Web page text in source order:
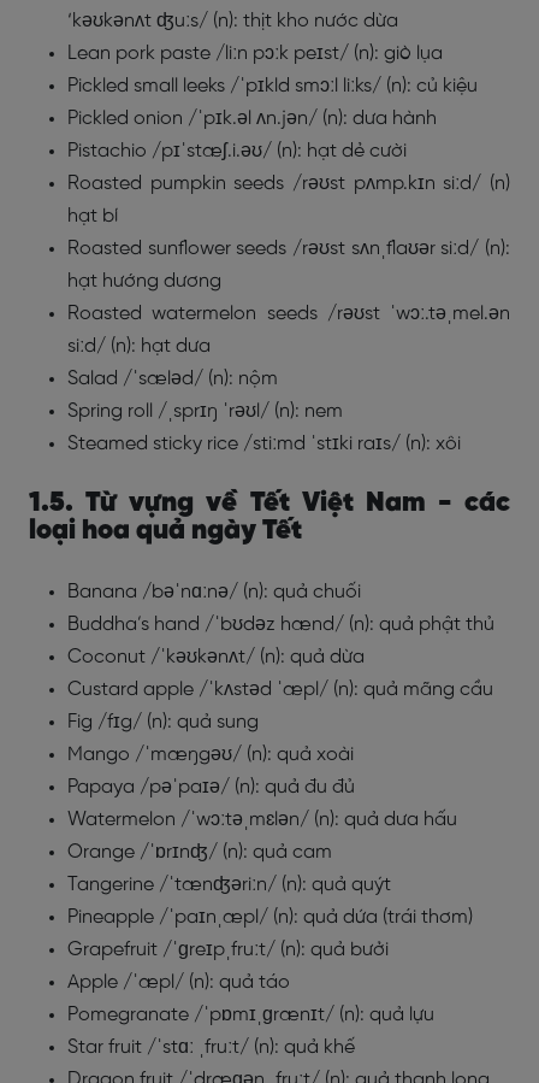
‘kəʊkənʌt ʤuːs/ (n): thịt kho nước dừa
Lean pork paste /liːn pɔːk peɪst/ (n): giò lụa
Pickled small leeks /ˈpɪkld smɔːl liːks/ (n): củ kiệu
Pickled onion /ˈpɪk.əl ʌn.jən/ (n): dưa hành
Pistachio /pɪˈstæʃ.i.əʊ/ (n): hạt dẻ cười
Roasted pumpkin seeds /rəʊst pʌmp.kɪn siːd/ (n)
hạt bí
Roasted sunflower seeds /rəʊst sʌnˌflaʊər siːd/ (n):
hạt hướng dương
Roasted watermelon seeds /rəʊst ˈwɔː.təˌmel.ən
siːd/ (n): hạt dưa
Salad /ˈsæləd/ (n): nộm
Spring roll /ˌsprɪŋ ˈrəʊl/ (n): nem
Steamed sticky rice /stiːmd ˈstɪki raɪs/ (n): xôi
1.5. Từ vựng về Tết Việt Nam - các
loại hoa quả ngày Tết
Banana /bəˈnɑːnə/ (n): quả chuối
Buddha’s hand /ˈbʊdəz hænd/ (n): quả phật thủ
Coconut /ˈkəʊkənʌt/ (n): quả dừa
Custard apple /ˈkʌstəd ˈæpl/ (n): quả mãng cầu
Fig /fɪg/ (n): quả sung
Mango /ˈmæŋgəʊ/ (n): quả xoài
Papaya /pəˈpaɪə/ (n): quả đu đủ
Watermelon /ˈwɔːtəˌmɛlən/ (n): quả dưa hấu
Orange /ˈɒrɪnʤ/ (n): quả cam
Tangerine /ˈtænʤəriːn/ (n): quả quýt
Pineapple /ˈpaɪnˌæpl/ (n): quả dứa (trái thơm)
Grapefruit /ˈɡreɪpˌfruːt/ (n): quả bưởi
Apple /ˈæpl/ (n): quả táo
Pomegranate /ˈpɒmɪˌɡrænɪt/ (n): quả lựu
Star fruit /ˈstɑː ˌfruːt/ (n): quả khế